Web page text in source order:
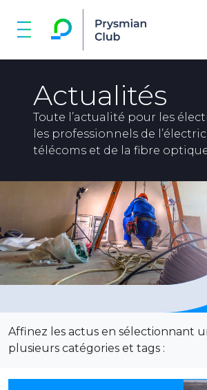
Actualités
Toute l’actualité pour les
les professionnels de
télécoms et de la fibre
Affinez les actus en sélectionnant
plusieurs catégories et tags :